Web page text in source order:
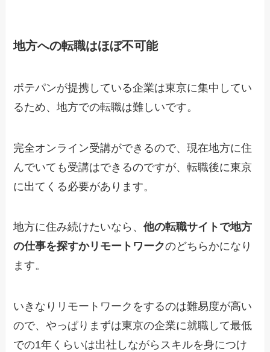
地方への転職はほぼ不可能
ポテパンが提携している企業は東京に集中してい
るため、地方での転職は難しいです。
完全オンライン受講ができるので、現在地方に住
んでいても受講はできるのですが、転職後に東京
に出てくる必要があります。
地方に住み続けたいなら、他の転職サイトで地方
の仕事を探すかリモートワークのどちらかになり
ます。
いきなりリモートワークをするのは難易度が高い
ので、やっぱりまずは東京の企業に就職して最低
での1年くらいは出社しながらスキルを身につけ